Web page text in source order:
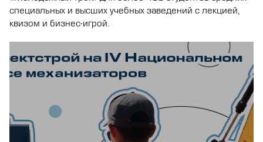
специальных и высших учебных заведений с лекцией,
квизом и бизнес-игрой.